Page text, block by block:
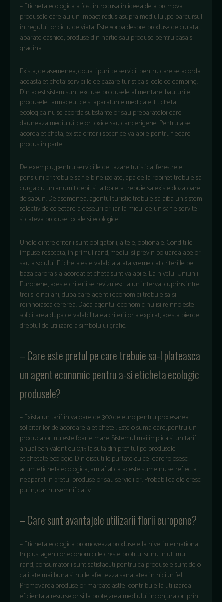
– Eticheta ecologica a fost introdusa in ideea de a promova
produsele care au un impact redus asupra mediului, pe parcursul
intregului lor ciclu de viata. Este vorba despre produse de curatat,
aparate casnice, produse din hartie sau produse pentru casa si
gradina.
Exista, de asemenea, doua tipuri de servicii pentru care se acorda
aceasta eticheta: serviciile de cazare turistica si cele de camping.
Din acest sistem sunt excluse produsele alimentare, bauturile,
produsele farmaceutice si aparaturile medicale. Eticheta
ecologica nu se acorda substantelor sau preparatelor care
dauneaza mediului, celor toxice sau cancerigene. Pentru a se
acorda eticheta, exista criterii specifice valabile pentru fiecare
produs in parte.
De exemplu, pentru serviciile de cazare turistica, ferestrele
pensiunilor trebuie sa fie bine izolate, apa de la robinet trebuie sa
curga cu un anumit debit si la toaleta trebuie sa existe dozatoare
de sapun. De asemenea, agentul turistic trebuie sa aiba un sistem
selectiv de colectare a deseurilor, iar la micul dejun sa fie servite
si cateva produse locale si ecologice.
Unele dintre criterii sunt obligatorii, altele, optionale. Conditiile
impuse respecta, in primul rand, mediul si previn poluarea apelor
sau a solului. Eticheta este valabila atata vreme cat criteriile pe
baza carora s-a acordat eticheta sunt valabile. La nivelul Uniunii
Europene, aceste criterii se revizuiesc la un interval cuprins intre
trei si cinci ani, dupa care agentii economici trebuie sa-si
reinnoiasca cererea. Daca agentul economic nu isi reinnoieste
solicitarea dupa ce valabilitatea criteriilor a expirat, acesta pierde
dreptul de utilizare a simbolului grafic.
– Care este pretul pe care trebuie sa-l plateasca
un agent economic pentru a-si eticheta ecologic
produsele?
– Exista un tarif in valoare de 300 de euro pentru procesarea
solicitarilor de acordare a etichetei. Este o suma care, pentru un
producator, nu este foarte mare. Sistemul mai implica si un tarif
anual echivalent cu 0,15 la suta din profitul pe produsele
etichetate ecologic. Din discutiile purtate cu cei care folosesc
acum eticheta ecologica, am aflat ca aceste sume nu se reflecta
neaparat in pretul produselor sau serviciilor. Probabil ca ele cresc
putin, dar nu semnificativ.
– Care sunt avantajele utilizarii florii europene?
– Eticheta ecologica promoveaza produsele la nivel international.
In plus, agentilor economici le creste profitul si, nu in ultimul
rand, consumatorii sunt satisfacuti pentru ca produsele sunt de o
calitate mai buna si nu le afecteaza sanatatea in niciun fel.
Promovarea produselor marcate astfel contribuie la utilizarea
eficienta a resurselor si la protejarea mediului inconjurator, prin